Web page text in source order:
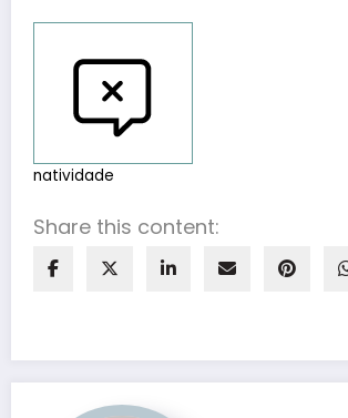
natividade
Share this content: